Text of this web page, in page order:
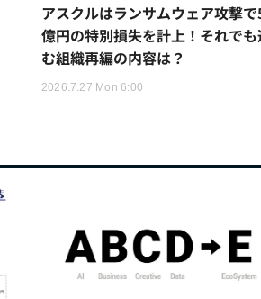
アスクルはランサムウェア攻撃
億円の特別損失を計上！それでも
む組織再編の内容は？
2026.7.27 Mon 6:00